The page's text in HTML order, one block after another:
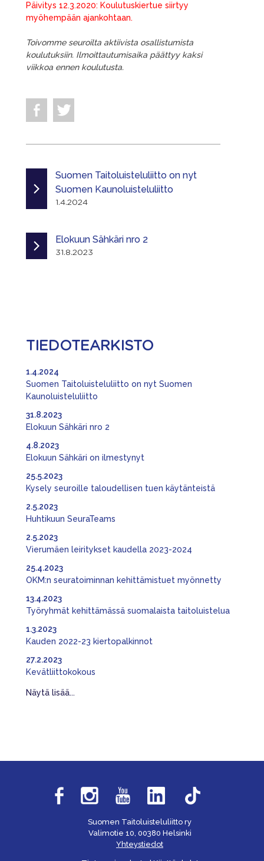
Päivitys 12.3.2020: Koulutuskiertue siirtyy
myöhempään ajankohtaan.
Toivomme seuroilta aktiivista osallistumista
koulutuksiin. Ilmoittautumisaika päättyy kaksi
viikkoa ennen koulutusta.
Suomen Taitoluisteluliitto on nyt
Suomen Kaunoluisteluliitto
1.4.2024
Elokuun Sähkäri nro 2
31.8.2023
TIEDOTEARKISTO
Suomen Taitoluisteluliitto on nyt Suomen
Kaunoluisteluliitto
1.4.2024
Elokuun Sähkäri nro 2
31.8.2023
Elokuun Sähkäri on ilmestynyt
4.8.2023
Kysely seuroille taloudellisen tuen käytänteistä
25.5.2023
Huhtikuun SeuraTeams
2.5.2023
Vierumäen leiritykset kaudella 2023-2024
2.5.2023
OKM:n seuratoiminnan kehittämistuet myönnetty
25.4.2023
Työryhmät kehittämässä suomalaista taitoluistelua
13.4.2023
Kauden 2022-23 kiertopalkinnot
1.3.2023
Kevätliittokokous
27.2.2023
Näytä lisää...
Suomen Taitoluisteluliitto ry
Valimotie 10, 00380 Helsinki
Yhteystiedot